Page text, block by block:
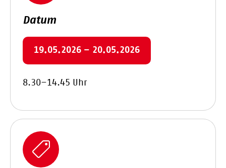
Datum
19.05.2026 – 20.05.2026
8.30–14.45 Uhr